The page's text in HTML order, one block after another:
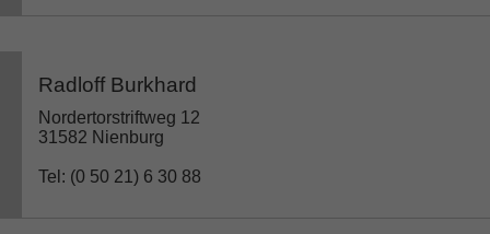
Radloff Burkhard
Nordertorstriftweg 12
31582 Nienburg
Tel: (0 50 21) 6 30 88